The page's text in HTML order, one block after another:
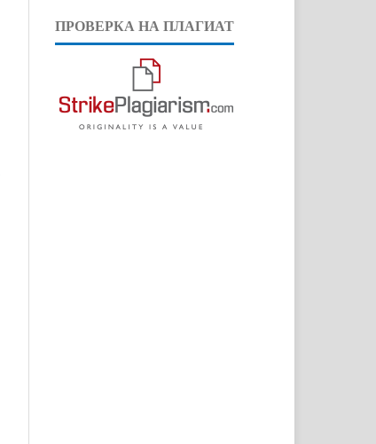
ПРОВЕРКА НА ПЛАГИАТ